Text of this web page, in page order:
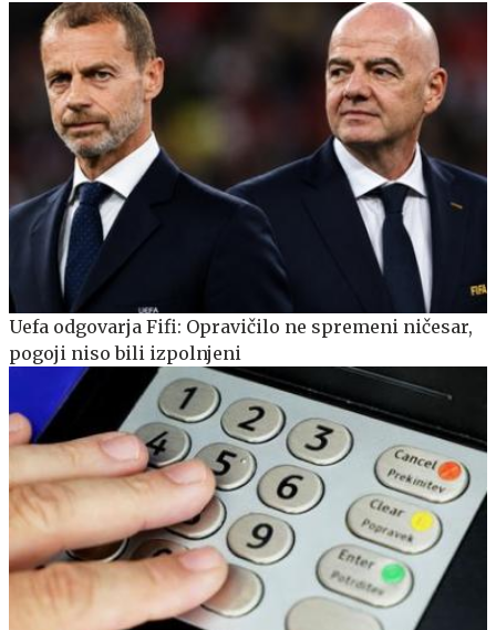
Uefa odgovarja Fifi: Opravičilo ne spremeni ničesar,
pogoji niso bili izpolnjeni